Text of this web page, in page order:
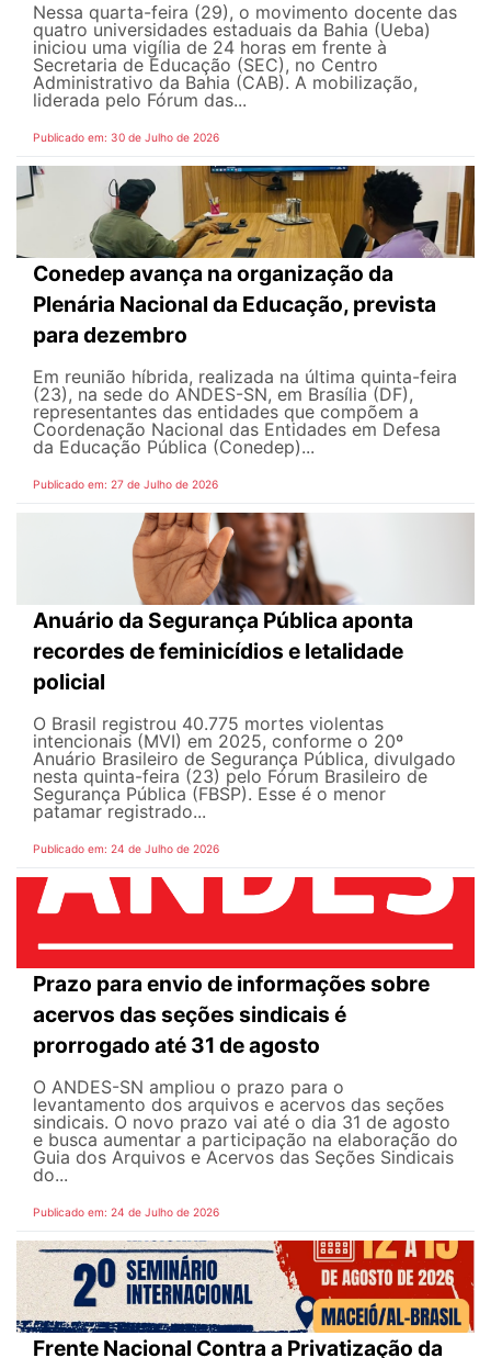
Nessa quarta-feira (29), o movimento docente das
quatro universidades estaduais da Bahia (Ueba)
iniciou uma vigília de 24 horas em frente à
Secretaria de Educação (SEC), no Centro
Administrativo da Bahia (CAB). A mobilização,
liderada pelo Fórum das...
Publicado em: 30 de Julho de 2026
Conedep avança na organização da
Plenária Nacional da Educação, prevista
para dezembro
Em reunião híbrida, realizada na última quinta-feira
(23), na sede do ANDES-SN, em Brasília (DF),
representantes das entidades que compõem a
Coordenação Nacional das Entidades em Defesa
da Educação Pública (Conedep)...
Publicado em: 27 de Julho de 2026
Anuário da Segurança Pública aponta
recordes de feminicídios e letalidade
policial
O Brasil registrou 40.775 mortes violentas
intencionais (MVI) em 2025, conforme o 20º
Anuário Brasileiro de Segurança Pública, divulgado
nesta quinta-feira (23) pelo Fórum Brasileiro de
Segurança Pública (FBSP). Esse é o menor
patamar registrado...
Publicado em: 24 de Julho de 2026
Prazo para envio de informações sobre
acervos das seções sindicais é
prorrogado até 31 de agosto
O ANDES-SN ampliou o prazo para o
levantamento dos arquivos e acervos das seções
sindicais. O novo prazo vai até o dia 31 de agosto
e busca aumentar a participação na elaboração do
Guia dos Arquivos e Acervos das Seções Sindicais
do...
Publicado em: 24 de Julho de 2026
Frente Nacional Contra a Privatização da